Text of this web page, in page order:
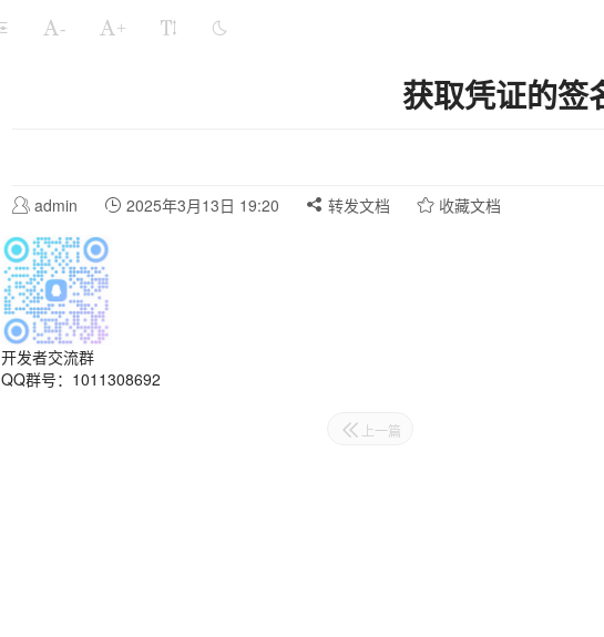
- +
获取凭证的签
admin 2025年3月13日 19:20 转发文档 收藏文档
开发者交流群
QQ群号：1011308692
上一篇